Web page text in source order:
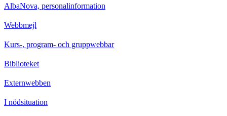
AlbaNova, personalinformation
Webbmejl
Kurs-, program- och gruppwebbar
Biblioteket
Externwebben
I nödsituation